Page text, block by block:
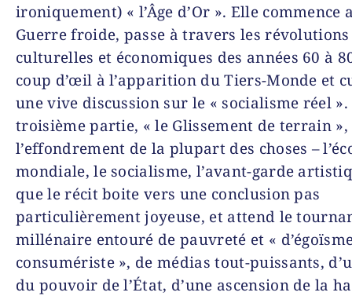
ironiquement) « l’Âge d’Or ». Elle commence
Guerre froide, passe à travers les révolutions
culturelles et économiques des années 60 à
coup d’œil à l’apparition du Tiers-Monde et
une vive discussion sur le « socialisme réel ».
troisième partie, « le Glissement de terrain
l’effondrement de la plupart des choses –
mondiale, le socialisme, l’avant-garde
que le récit boite vers une conclusion pas
particulièrement joyeuse, et attend le
millénaire entouré de pauvreté et «
consumériste », de médias tout-puissants,
du pouvoir de l’État, d’une ascension de la